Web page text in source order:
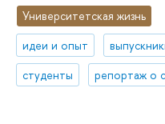
Университетская жизнь
идеи и опыт
студенты
репортаж о